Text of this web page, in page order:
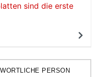
sind die erste
PERSON